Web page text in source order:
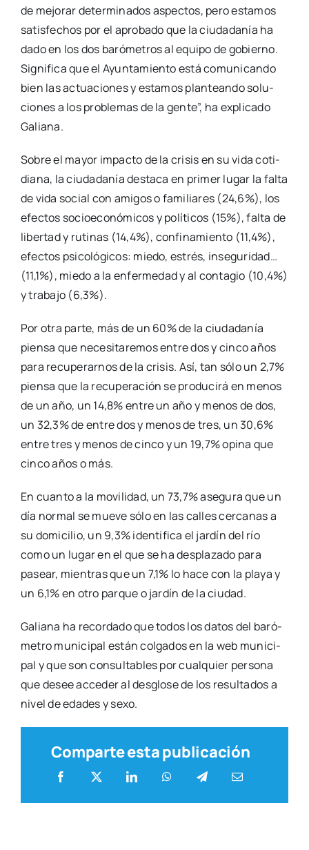
de mejo­rar deter­mi­na­dos aspec­tos, pero esta­mos
satis­fe­chos por el apro­ba­do que la ciu­da­da­nía ha
dado en los dos baró­me­tros al equi­po de gobierno.
Sig­ni­fi­ca que el Ayun­ta­mien­to está comu­ni­can­do
bien las actua­cio­nes y esta­mos plan­tean­do solu­
cio­nes a los pro­ble­mas de la gen­te”, ha expli­ca­do
Galia­na.
Sobre el mayor impac­to de la cri­sis en su vida coti­
dia­na, la ciu­da­da­nía des­ta­ca en pri­mer lugar la fal­ta
de vida social con ami­gos o fami­lia­res (24,6%), los
efec­tos socio­eco­nó­mi­cos y polí­ti­cos (15%), fal­ta de
liber­tad y ruti­nas (14,4%), con­fi­na­mien­to (11,4%),
efec­tos psi­co­ló­gi­cos: mie­do, estrés, inse­gu­ri­dad…
(11,1%), mie­do a la enfer­me­dad y al con­ta­gio (10,4%)
y tra­ba­jo (6,3%).
Por otra par­te, más de un 60% de la ciu­da­da­nía
pien­sa que nece­si­ta­re­mos entre dos y cin­co años
para recu­pe­rar­nos de la cri­sis. Así, tan sólo un 2,7%
pien­sa que la recu­pe­ra­ción se pro­du­ci­rá en menos
de un año, un 14,8% entre un año y menos de dos,
un 32,3% de entre dos y menos de tres, un 30,6%
entre tres y menos de cin­co y un 19,7% opi­na que
cin­co años o más.
En cuan­to a la movi­li­dad, un 73,7% ase­gu­ra que un
día nor­mal se mue­ve sólo en las calles cer­ca­nas a
su domi­ci­lio, un 9,3% iden­ti­fi­ca el jar­dín del río
como un lugar en el que se ha des­pla­za­do para
pasear, mien­tras que un 7,1% lo hace con la pla­ya y
un 6,1% en otro par­que o jar­dín de la ciu­dad.
Galia­na ha recor­da­do que todos los datos del baró­
me­tro muni­ci­pal están col­ga­dos en la web muni­ci­
pal y que son con­sul­ta­bles por cual­quier per­so­na
que desee acce­der al des­glo­se de los resul­ta­dos a
nivel de eda­des y sexo.
Comparte esta publicación